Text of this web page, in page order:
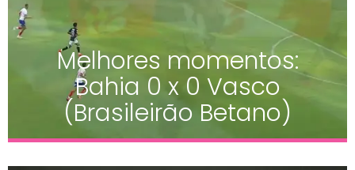
Melhores momentos:
Bahia 0 x 0 Vasco
(Brasileirão Betano)